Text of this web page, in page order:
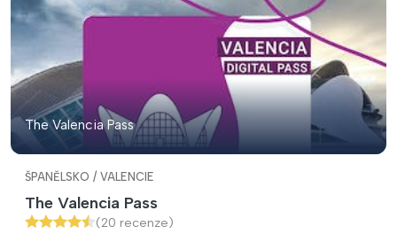
The Valencia Pass
ŠPANĚLSKO / VALENCIE
The Valencia Pass
(20 recenze)